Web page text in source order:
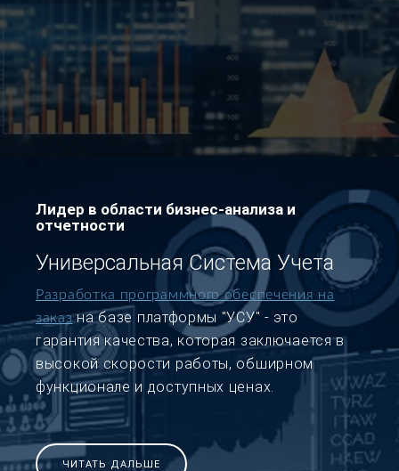
Лидер в области бизнес-анализа и
отчетности
Универсальная Система Учета
Разработка программного обеспечения на
заказна базе платформы "УСУ" - это
гарантия качества, которая заключается в
высокой скорости работы, обширном
функционале и доступных ценах.
ЧИТАТЬ ДАЛЬШЕ